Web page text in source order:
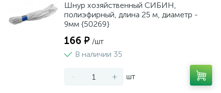
Шнур хозяйственный СИБИН,
полиэфирный, длина 25 м, диаметр -
9мм {50269}
166 ₽ /шт
В наличии 35
- + шт